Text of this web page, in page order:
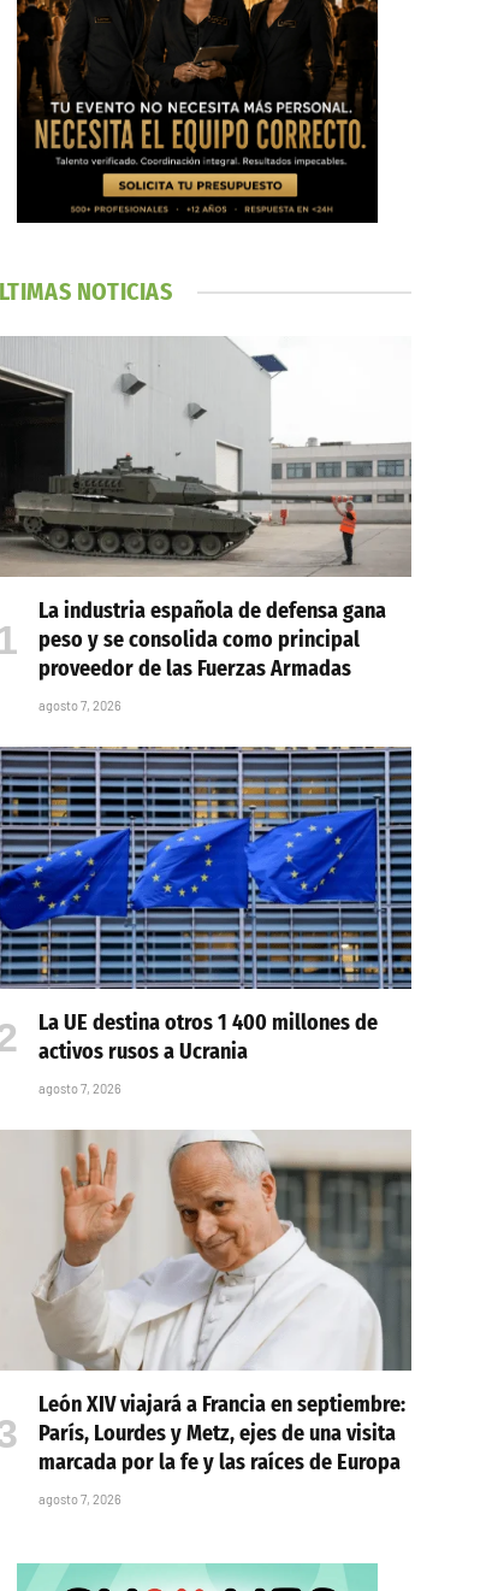
NOTICIAS
La industria española de defensa gana
peso y se consolida como principal
proveedor de las Fuerzas Armadas
agosto 7, 2026
La UE destina otros 1 400 millones de
activos rusos a Ucrania
agosto 7, 2026
León XIV viajará a Francia en septiembre:
París, Lourdes y Metz, ejes de una visita
marcada por la fe y las raíces de Europa
agosto 7, 2026